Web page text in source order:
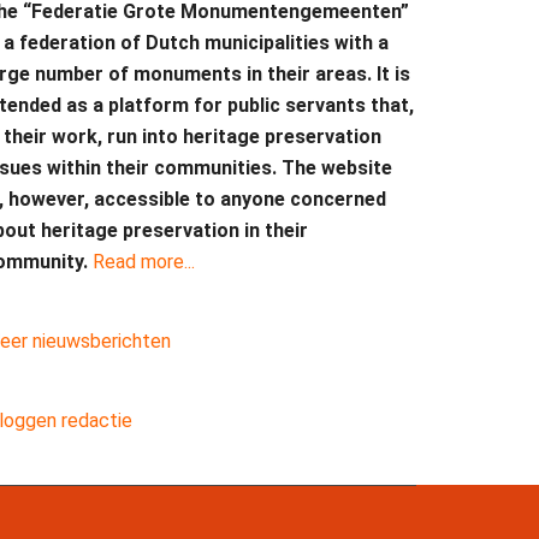
“Federatie Grote Monumentengemeenten”
a federation of Dutch municipalities with a
number of monuments in their areas. It is
as a platform for public servants that,
their work, run into heritage preservation
within their communities. The website
however, accessible to anyone concerned
heritage preservation in their
Read more...
nieuwsberichten
redactie